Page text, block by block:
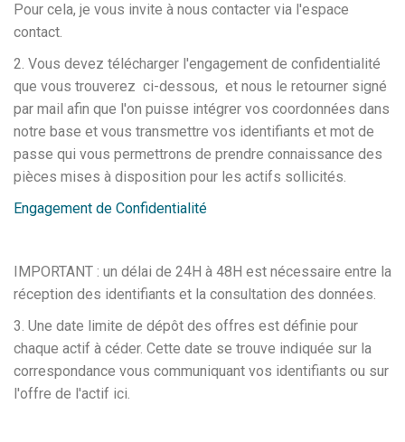
Pour cela, je vous invite à nous contacter via l'espace
contact.
2. Vous devez télécharger l'engagement de confidentialité
que vous trouverez ci-dessous, et nous le retourner signé
par mail afin que l'on puisse intégrer vos coordonnées dans
notre base et vous transmettre vos identifiants et mot de
passe qui vous permettrons de prendre connaissance des
pièces mises à disposition pour les actifs sollicités.
Engagement de Confidentialité
IMPORTANT : un délai de 24H à 48H est nécessaire entre la
réception des identifiants et la consultation des données.
3. Une date limite de dépôt des offres est définie pour
chaque actif à céder. Cette date se trouve indiquée sur la
correspondance vous communiquant vos identifiants ou sur
l'offre de l'actif ici.